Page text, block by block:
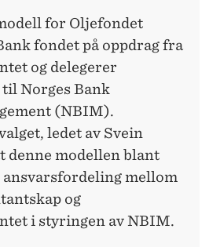
for Oljefondet
fondet på oppdrag fra
og delegerer
Norges Bank
(NBIM).
ledet av Svein
denne modellen blant
mellom
og
i styringen av NBIM.